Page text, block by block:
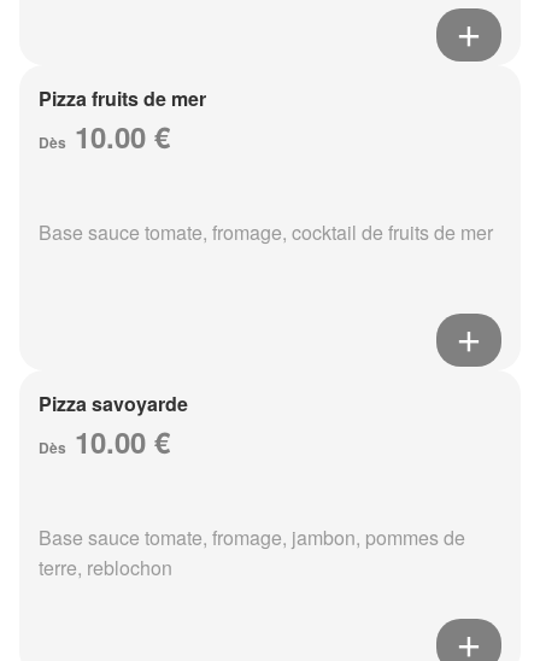
Pizza fruits de mer
Dès 10.00 €
Base sauce tomate, fromage, cocktail de fruits de mer
Pizza savoyarde
Dès 10.00 €
Base sauce tomate, fromage, jambon, pommes de
terre, reblochon